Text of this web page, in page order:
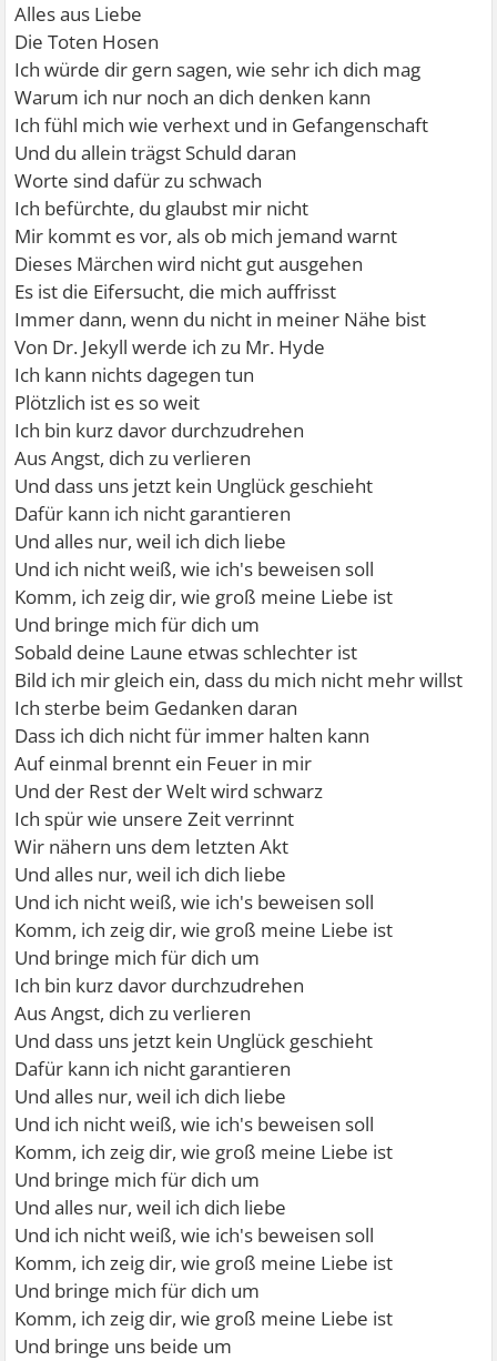
Alles aus Liebe
Die Toten Hosen
Ich würde dir gern sagen, wie sehr ich dich mag
Warum ich nur noch an dich denken kann
Ich fühl mich wie verhext und in Gefangenschaft
Und du allein trägst Schuld daran
Worte sind dafür zu schwach
Ich befürchte, du glaubst mir nicht
Mir kommt es vor, als ob mich jemand warnt
Dieses Märchen wird nicht gut ausgehen
Es ist die Eifersucht, die mich auffrisst
Immer dann, wenn du nicht in meiner Nähe bist
Von Dr. Jekyll werde ich zu Mr. Hyde
Ich kann nichts dagegen tun
Plötzlich ist es so weit
Ich bin kurz davor durchzudrehen
Aus Angst, dich zu verlieren
Und dass uns jetzt kein Unglück geschieht
Dafür kann ich nicht garantieren
Und alles nur, weil ich dich liebe
Und ich nicht weiß, wie ich's beweisen soll
Komm, ich zeig dir, wie groß meine Liebe ist
Und bringe mich für dich um
Sobald deine Laune etwas schlechter ist
Bild ich mir gleich ein, dass du mich nicht mehr willst
Ich sterbe beim Gedanken daran
Dass ich dich nicht für immer halten kann
Auf einmal brennt ein Feuer in mir
Und der Rest der Welt wird schwarz
Ich spür wie unsere Zeit verrinnt
Wir nähern uns dem letzten Akt
Und alles nur, weil ich dich liebe
Und ich nicht weiß, wie ich's beweisen soll
Komm, ich zeig dir, wie groß meine Liebe ist
Und bringe mich für dich um
Ich bin kurz davor durchzudrehen
Aus Angst, dich zu verlieren
Und dass uns jetzt kein Unglück geschieht
Dafür kann ich nicht garantieren
Und alles nur, weil ich dich liebe
Und ich nicht weiß, wie ich's beweisen soll
Komm, ich zeig dir, wie groß meine Liebe ist
Und bringe mich für dich um
Und alles nur, weil ich dich liebe
Und ich nicht weiß, wie ich's beweisen soll
Komm, ich zeig dir, wie groß meine Liebe ist
Und bringe mich für dich um
Komm, ich zeig dir, wie groß meine Liebe ist
Und bringe uns beide um